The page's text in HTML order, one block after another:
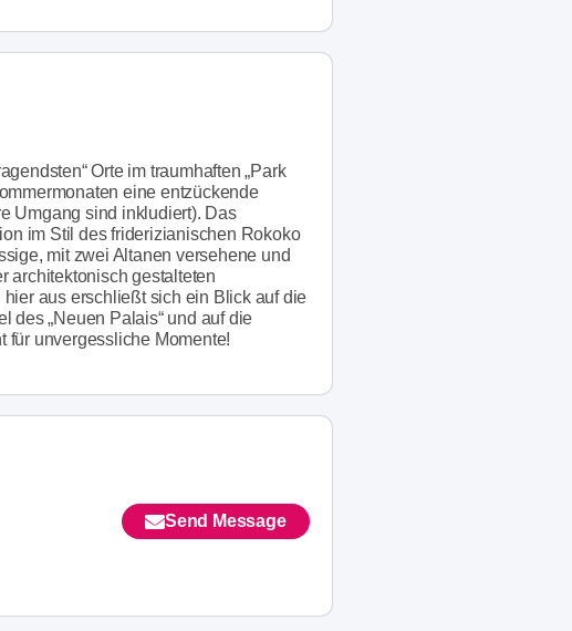
Orte im traumhaften „Park
eine entzückende
Umgang sind inkludiert). Das
im Stil des friderizianischen Rokoko
mit zwei Altanen versehene und
architektonisch gestalteten
aus erschließt sich ein Blick auf die
des „Neuen Palais“ und auf die
für unvergessliche Momente!
Send Message